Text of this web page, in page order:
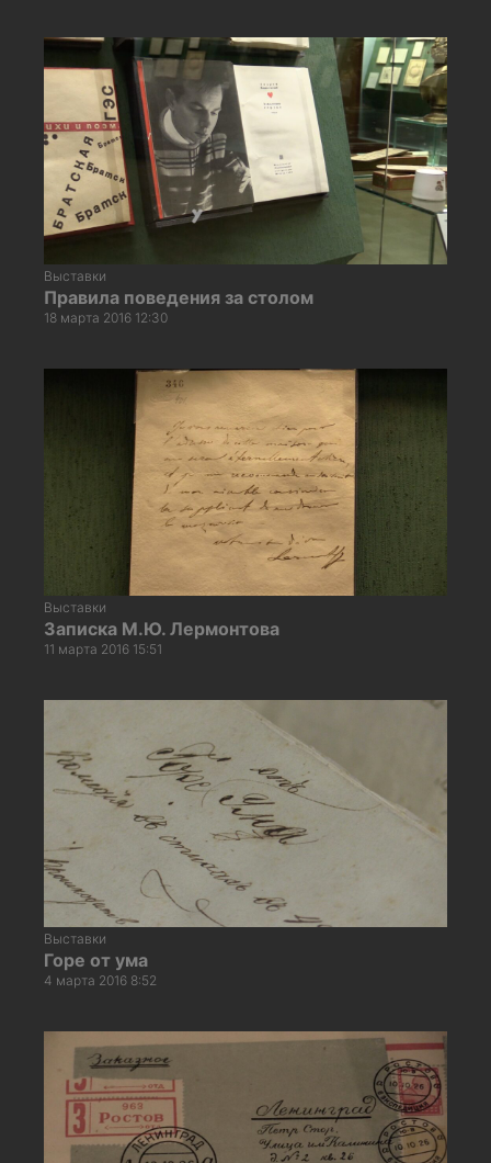
Выставки
Правила поведения за столом
18 марта 2016 12:30
Выставки
Записка М.Ю. Лермонтова
11 марта 2016 15:51
Выставки
Горе от ума
4 марта 2016 8:52